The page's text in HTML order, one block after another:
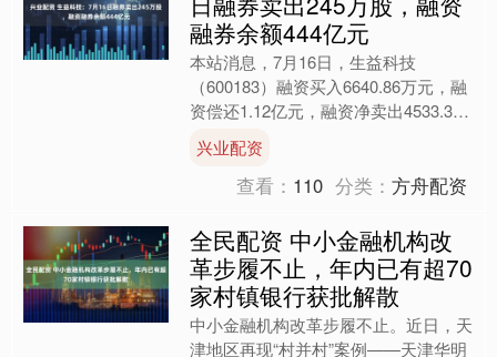
融券余额444亿元
本站消息，7月16日，生益科技
（600183）融资买入6640.86万元，融
资偿还1.12亿元，融资净卖出4533.37
万元，融资余额4.39亿元，近20个交
易....
兴业配资
查看： 110 分类：方舟配资
全民配资 中小金融机构改
革步履不止，年内已有超70
家村镇银行获批解散
中小金融机构改革步履不止。近日，天
津地区再现“村并村”案例——天津华明